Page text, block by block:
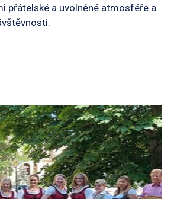
přátelské a uvolněné atmosféře a